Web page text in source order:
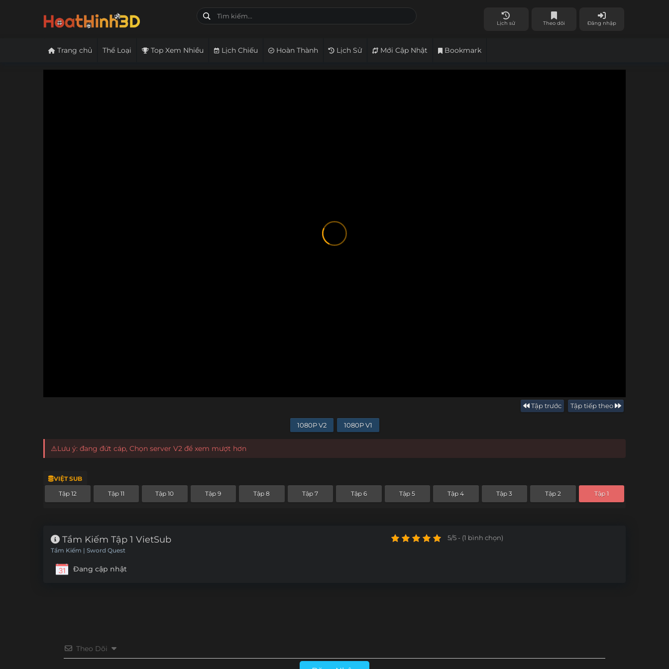
Lịch sử Theo dõi Đăng nhập
Trang chủ Thể Loại Top Xem Nhiều Lịch Chiếu Hoàn Thành Lịch Sử Mới Cập Nhật Bookmark
Tập trước Tập tiếp theo
1080P V2 1080P V1
⚠️Lưu ý: đang đứt cáp, Chọn server V2 để xem mượt hơn
VIỆT SUB
Tập 12 Tập 11 Tập 10 Tập 9 Tập 8 Tập 7 Tập 6 Tập 5 Tập 4 Tập 3 Tập 2 Tập 1
Tầm Kiếm Tập 1 VietSub
Tầm Kiếm | Sword Quest
Đang cập nhật
5/5 - (1 bình chọn)
Theo Dõi